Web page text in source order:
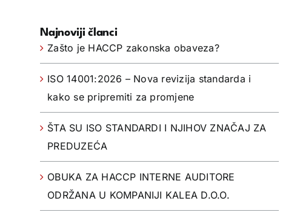
Najnoviji članci
Zašto je HACCP zakonska obaveza?
ISO 14001:2026 – Nova revizija standarda i
kako se pripremiti za promjene
ŠTA SU ISO STANDARDI I NJIHOV ZNAČAJ ZA
PREDUZEĆA
OBUKA ZA HACCP INTERNE AUDITORE
ODRŽANA U KOMPANIJI KALEA D.O.O.